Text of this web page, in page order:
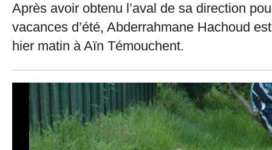
Après avoir obtenu l’aval de sa direction
vacances d’été, Abderrahmane Hachoud
hier matin à Aïn Témouchent.